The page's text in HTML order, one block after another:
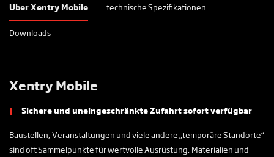
Uber Xentry Mobile technische Spezifikationen
Downloads
Xentry Mobile
Sichere und uneingeschränkte Zufahrt sofort verfügbar
Baustellen, Veranstaltungen und viele andere „temporäre Standorte“
sind oft Sammelpunkte für wertvolle Ausrüstung, Materialien und